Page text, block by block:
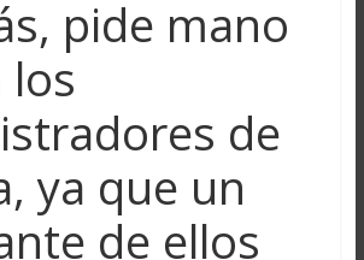
pide mano
los
de
ya que un
de ellos